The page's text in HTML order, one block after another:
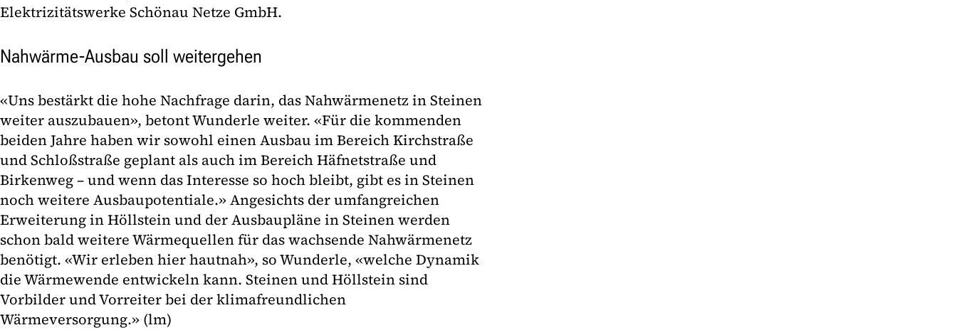
Elektrizitätswerke Schönau Netze GmbH.
Nahwärme-Ausbau soll weitergehen
«Uns bestärkt die hohe Nachfrage darin, das Nahwärmenetz in Steinen
weiter auszubauen», betont Wunderle weiter. «Für die kommenden
beiden Jahre haben wir sowohl einen Ausbau im Bereich Kirchstraße
und Schloßstraße geplant als auch im Bereich Häfnetstraße und
Birkenweg – und wenn das Interesse so hoch bleibt, gibt es in Steinen
noch weitere Ausbaupotentiale.» Angesichts der umfangreichen
Erweiterung in Höllstein und der Ausbaupläne in Steinen werden
schon bald weitere Wärmequellen für das wachsende Nahwärmenetz
benötigt. «Wir erleben hier hautnah», so Wunderle, «welche Dynamik
die Wärmewende entwickeln kann. Steinen und Höllstein sind
Vorbilder und Vorreiter bei der klimafreundlichen
Wärmeversorgung.» (lm)